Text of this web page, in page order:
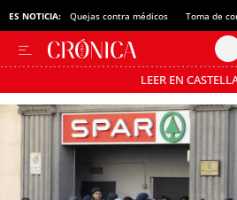
ES NOTICIA: Quejas contra médicos Toma de
LEER EN
Pásate al MODO AHORRO